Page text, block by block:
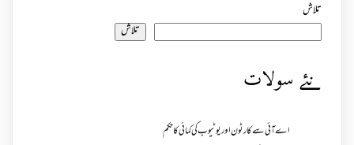
تلاش
تلاش
نئے سولات
اے آئی سے کارٹون اور یوٹیوب کی کمائی کا حکم